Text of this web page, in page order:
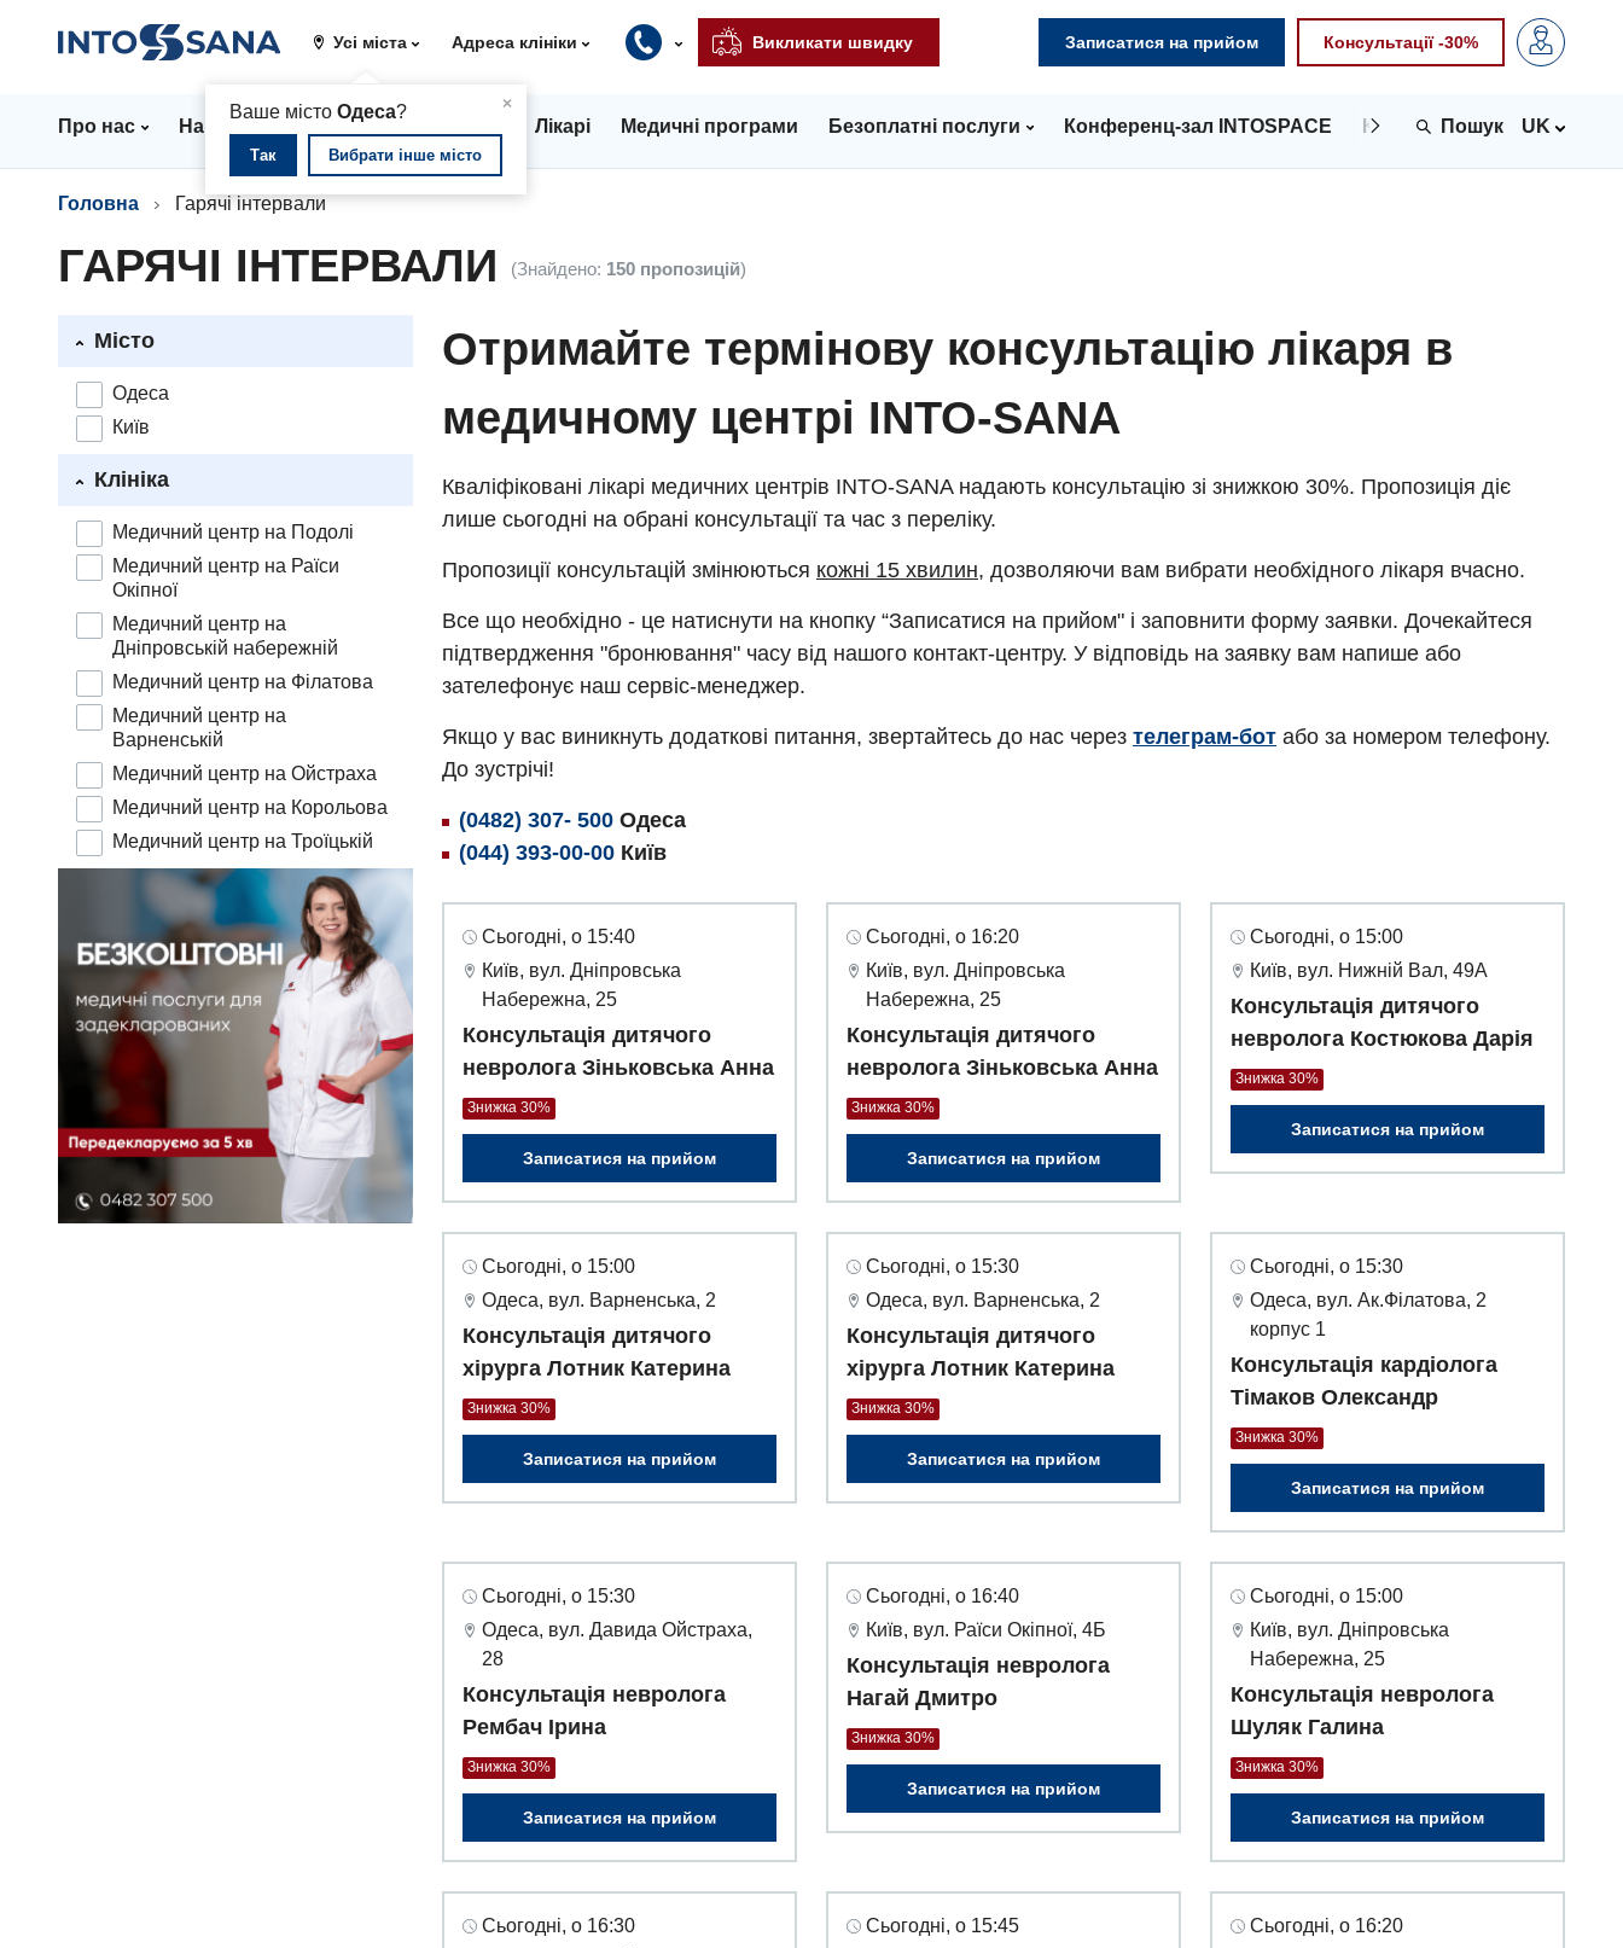
Усі міста
×
Ваше місто Одеса?
Так Вибрати інше місто
Адреса клініки Викликати швидку Записатися на прийом Консультації -30%
Про нас Напрямки Стаціонар Лікарі Медичні програми Безоплатні послуги Конференц-зал INTOSPACE Контакти UK
Головна Гарячі інтервали
ГАРЯЧІ ІНТЕРВАЛИ (Знайдено: 150 пропозицій)
Місто
Одеса
Київ
Клініка
Медичний центр на Подолі
Медичний центр на Раїси
Окіпної
Медичний центр на
Дніпровській набережній
Медичний центр на Філатова
Медичний центр на
Варненській
Медичний центр на Ойстраха
Медичний центр на Корольова
Медичний центр на Троїцькій
Отримайте термінову консультацію лікаря в
медичному центрі INTO-SANA
Кваліфіковані лікарі медичних центрів INTO-SANA надають консультацію зі знижкою 30%. Пропозиція діє
лише сьогодні на обрані консультації та час з переліку.
Пропозиції консультацій змінюються кожні 15 хвилин, дозволяючи вам вибрати необхідного лікаря вчасно.
Все що необхідно - це натиснути на кнопку “Записатися на прийом" і заповнити форму заявки. Дочекайтеся
підтвердження "бронювання" часу від нашого контакт-центру. У відповідь на заявку вам напише або
зателефонує наш сервіс-менеджер.
Якщо у вас виникнуть додаткові питання, звертайтесь до нас через телеграм-бот або за номером телефону.
До зустрічі!
(0482) 307- 500 Одеса
(044) 393-00-00 Київ
Сьогодні, о 15:40
Київ, вул. Дніпровська
Набережна, 25
Консультація дитячого
невролога Зіньковська Анна
Знижка 30%
Записатися на прийом
Сьогодні, о 16:20
Київ, вул. Дніпровська
Набережна, 25
Консультація дитячого
невролога Зіньковська Анна
Знижка 30%
Записатися на прийом
Сьогодні, о 15:00
Київ, вул. Нижній Вал, 49А
Консультація дитячого
невролога Костюкова Дарія
Знижка 30%
Записатися на прийом
Сьогодні, о 15:00
Одеса, вул. Варненська, 2
Консультація дитячого
хірурга Лотник Катерина
Знижка 30%
Записатися на прийом
Сьогодні, о 15:30
Одеса, вул. Варненська, 2
Консультація дитячого
хірурга Лотник Катерина
Знижка 30%
Записатися на прийом
Сьогодні, о 15:30
Одеса, вул. Ак.Філатова, 2
корпус 1
Консультація кардіолога
Тімаков Олександр
Знижка 30%
Записатися на прийом
Сьогодні, о 15:30
Одеса, вул. Давида Ойстраха,
28
Консультація невролога
Рембач Ірина
Знижка 30%
Записатися на прийом
Сьогодні, о 16:40
Київ, вул. Раїси Окіпної, 4Б
Консультація невролога
Нагай Дмитро
Знижка 30%
Записатися на прийом
Сьогодні, о 15:00
Київ, вул. Дніпровська
Набережна, 25
Консультація невролога
Шуляк Галина
Знижка 30%
Записатися на прийом
Сьогодні, о 16:30
Сьогодні, о 15:45
Сьогодні, о 16:20